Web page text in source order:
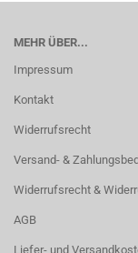
MEHR ÜBER...
Impressum
Kontakt
Widerrufsrecht
Versand- &
Widerrufsrecht &
AGB
Liefer- und